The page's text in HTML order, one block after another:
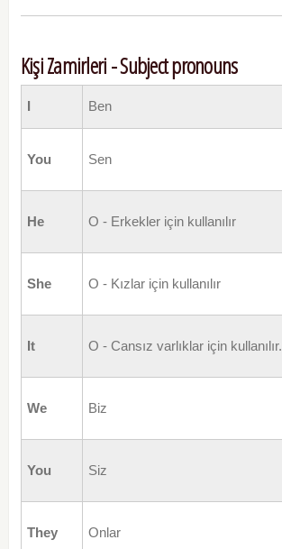
Kişi Zamirleri - Subject pronouns
I Ben
You Sen
He O - Erkekler için kullanılır
She O - Kızlar için kullanılır
It O - Cansız varlıklar için kullanılır.
We Biz
You Siz
They Onlar